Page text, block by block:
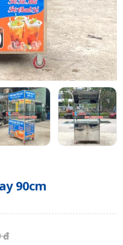
90cm
đ